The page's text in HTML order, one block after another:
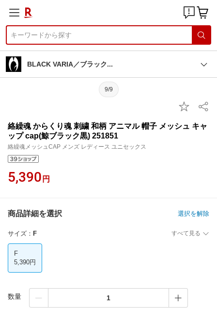
BLACK VARIA／ブラック
9/9
絡繰魂 からくり魂 刺繍 和柄 アニマル 帽子 メッシュ キャ
ップ cap(鯨ブラック黒) 251851
絡繰魂メッシュCAP メンズ レディース ユニセックス
5,390 円
商品詳細を選択 選択を解除
サイズ ： F すべて見る
F
5,390円
数量